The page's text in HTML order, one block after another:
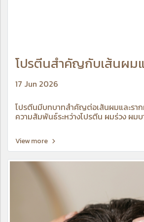
โปรตีนสำคัญกับเส้นผม
17 Jun 2026
โปรตีนมีบทบาทสำคัญต่อเส้นผมและราก
ความสัมพันธ์ระหว่างโปรตีน ผมร่วง ผมบ
View more